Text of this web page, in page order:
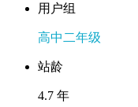
用户组
高中二年级
站龄
4.7 年